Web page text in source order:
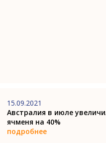
15.09.2021
Австралия в июле
ячменя на 40%
подробнее